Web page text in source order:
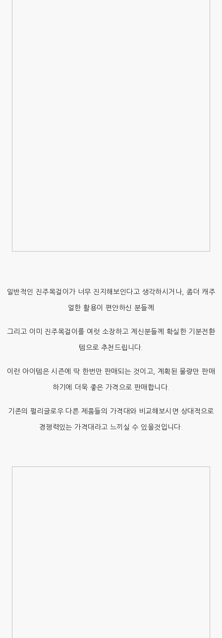
일반적인 진주목걸이가 너무 진지해보인다고 생각하시거나, 좀더 캐주
얼한 활용이 편안하신 분들께
그리고 이미 진주목걸이를 여럿 소장하고 계신분들께 확실한 기분전환
템으로 추천드립니다.
이런 아이템은 시즌에 딱 한번만 판매되는 것이고, 계획된 물량만 판매
하기에 더욱 좋은 가격으로 판매합니다.
기존의 펄리글로우 다른 제품들의 가격대와 비교해보시면 상대적으로
경쟁력있는 가격대라고 느끼실 수 있을것입니다.